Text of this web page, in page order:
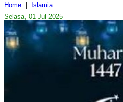
Home
Islamia
Selasa, 01 Jul 2025